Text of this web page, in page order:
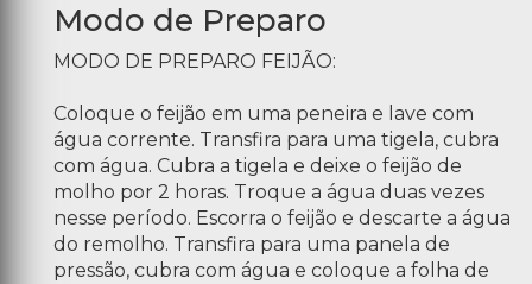
Modo de Preparo
MODO DE PREPARO FEIJÃO:
Coloque o feijão em uma peneira e lave com
água corrente. Transfira para uma tigela, cubra
com água. Cubra a tigela e deixe o feijão de
molho por 2 horas. Troque a água duas vezes
nesse período. Escorra o feijão e descarte a água
do remolho. Transfira para uma panela de
pressão, cubra com água e coloque a folha de